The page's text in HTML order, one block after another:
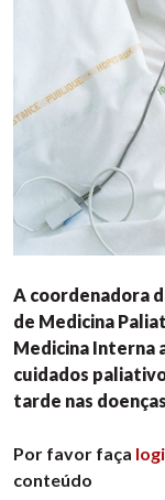
A coordenadora
de Medicina
Medicina Interna
cuidados
tarde nas
Por favor faça
conteúdo